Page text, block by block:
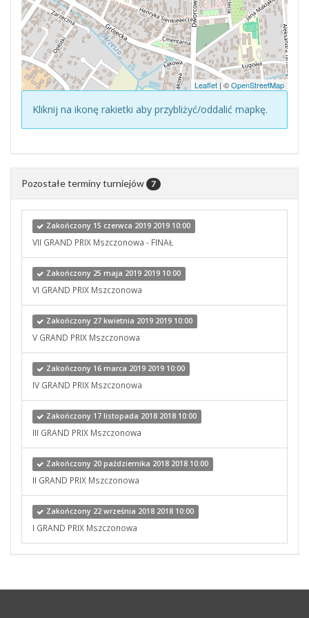
Leaflet | ©OpenStreetMap
Kliknij na ikonę rakietki aby przybliżyć/oddalić mapkę.
Pozostałe terminy turniejów 7
Zakończony 15 czerwca 2019 2019 10:00
VII GRAND PRIX Mszczonowa - FINAŁ
Zakończony 25 maja 2019 2019 10:00
VI GRAND PRIX Mszczonowa
Zakończony 27 kwietnia 2019 2019 10:00
V GRAND PRIX Mszczonowa
Zakończony 16 marca 2019 2019 10:00
IV GRAND PRIX Mszczonowa
Zakończony 17 listopada 2018 2018 10:00
III GRAND PRIX Mszczonowa
Zakończony 20 października 2018 2018 10:00
II GRAND PRIX Mszczonowa
Zakończony 22 września 2018 2018 10:00
I GRAND PRIX Mszczonowa